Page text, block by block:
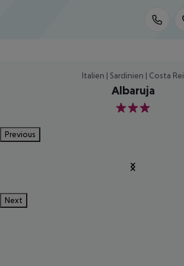
Italien | Sardinien | Costa Rei
Albaruja
3
Previous
Next